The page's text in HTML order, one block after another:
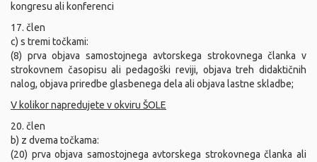
kongresu ali konferenci
17. člen
c) s tremi točkami:
(8) prva objava samostojnega avtorskega strokovnega članka v
strokovnem časopisu ali pedagoški reviji, objava treh didaktičnih
nalog, objava priredbe glasbenega dela ali objava lastne skladbe;
V kolikor napredujete v okviru ŠOLE
20. člen
b) z dvema točkama:
(20) prva objava samostojnega avtorskega strokovnega članka ali